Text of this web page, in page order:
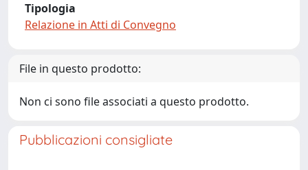
Tipologia
Relazione in Atti di Convegno
File in questo prodotto:
Non ci sono file associati a questo prodotto.
Pubblicazioni consigliate